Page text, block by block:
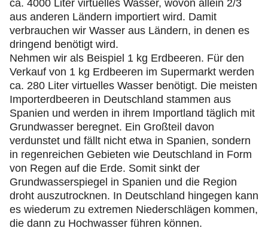
ca. 4000 Liter virtuelles Wasser, wovon allein 2/3
aus anderen Ländern importiert wird. Damit
verbrauchen wir Wasser aus Ländern, in denen es
dringend benötigt wird.
Nehmen wir als Beispiel 1 kg Erdbeeren. Für den
Verkauf von 1 kg Erdbeeren im Supermarkt werden
ca. 280 Liter virtuelles Wasser benötigt. Die meisten
Importerdbeeren in Deutschland stammen aus
Spanien und werden in ihrem Importland täglich mit
Grundwasser beregnet. Ein Großteil davon
verdunstet und fällt nicht etwa in Spanien, sondern
in regenreichen Gebieten wie Deutschland in Form
von Regen auf die Erde. Somit sinkt der
Grundwasserspiegel in Spanien und die Region
droht auszutrocknen. In Deutschland hingegen kann
es wiederum zu extremen Niederschlägen kommen,
die dann zu Hochwasser führen können.